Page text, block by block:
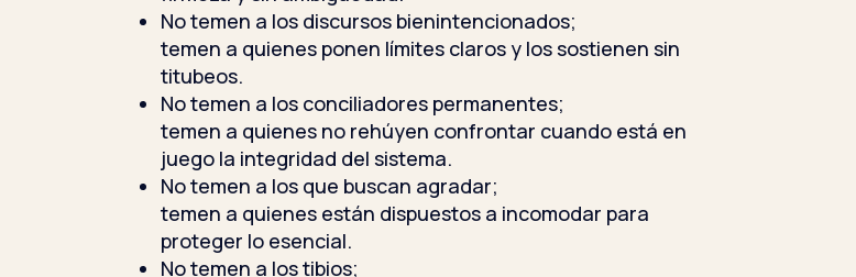
No temen a los discursos bienintencionados;
temen a quienes ponen límites claros y los sostienen sin
titubeos.
No temen a los conciliadores permanentes;
temen a quienes no rehúyen confrontar cuando está en
juego la integridad del sistema.
No temen a los que buscan agradar;
temen a quienes están dispuestos a incomodar para
proteger lo esencial.
No temen a los tibios;